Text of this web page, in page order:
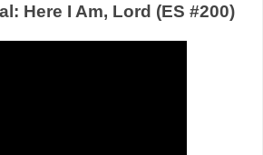
Here I Am, Lord (ES #200)